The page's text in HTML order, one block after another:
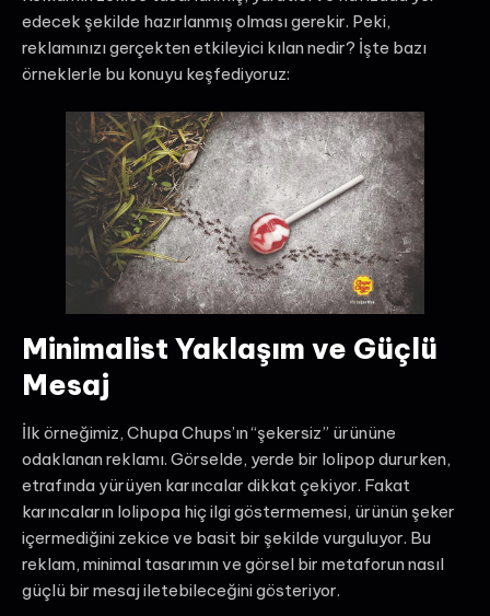
edecek şekilde hazırlanmış olması gerekir. Peki,
reklamınızı gerçekten etkileyici kılan nedir? İşte bazı
örneklerle bu konuyu keşfediyoruz:
Minimalist Yaklaşım ve Güçlü
Mesaj
İlk örneğimiz, Chupa Chups’ın “şekersiz” ürününe
odaklanan reklamı. Görselde, yerde bir lolipop dururken,
etrafında yürüyen karıncalar dikkat çekiyor. Fakat
karıncaların lolipopa hiç ilgi göstermemesi, ürünün şeker
içermediğini zekice ve basit bir şekilde vurguluyor. Bu
reklam, minimal tasarımın ve görsel bir metaforun nasıl
güçlü bir mesaj iletebileceğini gösteriyor.